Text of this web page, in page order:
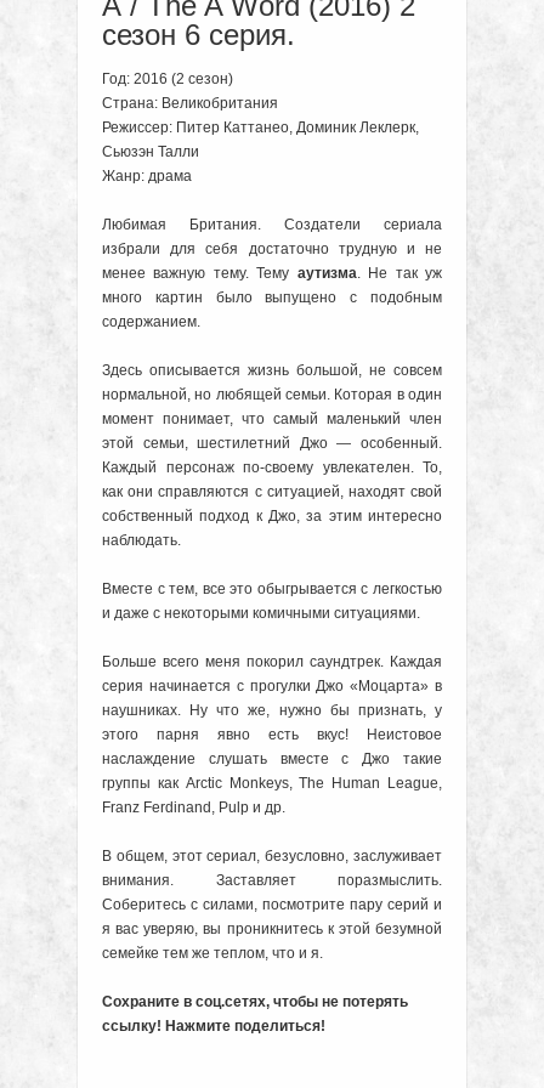
сезон 6 серия.
Год: 2016 (2 сезон)
Страна: Великобритания
Режиссер: Питер Каттанео, Доминик Леклерк,
Сьюзэн Талли
Жанр: драма
Любимая Британия. Создатели сериала
избрали для себя достаточно трудную и не
менее важную тему. Тему аутизма. Не так уж
много картин было выпущено с подобным
содержанием.
Здесь описывается жизнь большой, не совсем
нормальной, но любящей семьи. Которая в один
момент понимает, что самый маленький член
этой семьи, шестилетний Джо — особенный.
Каждый персонаж по-своему увлекателен. То,
как они справляются с ситуацией, находят свой
собственный подход к Джо, за этим интересно
наблюдать.
Вместе с тем, все это обыгрывается с легкостью
и даже с некоторыми комичными ситуациями.
Больше всего меня покорил саундтрек. Каждая
серия начинается с прогулки Джо «Моцарта» в
наушниках. Ну что же, нужно бы признать, у
этого парня явно есть вкус! Неистовое
наслаждение слушать вместе с Джо такие
группы как Arctic Monkeys, The Human League,
Franz Ferdinand, Pulp и др.
В общем, этот сериал, безусловно, заслуживает
внимания. Заставляет поразмыслить.
Соберитесь с силами, посмотрите пару серий и
я вас уверяю, вы проникнитесь к этой безумной
семейке тем же теплом, что и я.
Сохраните в соц.сетях, чтобы не потерять
ссылку! Нажмите поделиться!